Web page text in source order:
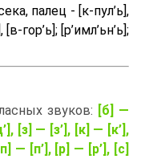
палец - [к-пул’ь],
гор’ь]; [р’имл’ьн’ь];
звуков: [б] —
[з] — [з’], [к] — [к’],
— [п’], [р] — [р’], [с]